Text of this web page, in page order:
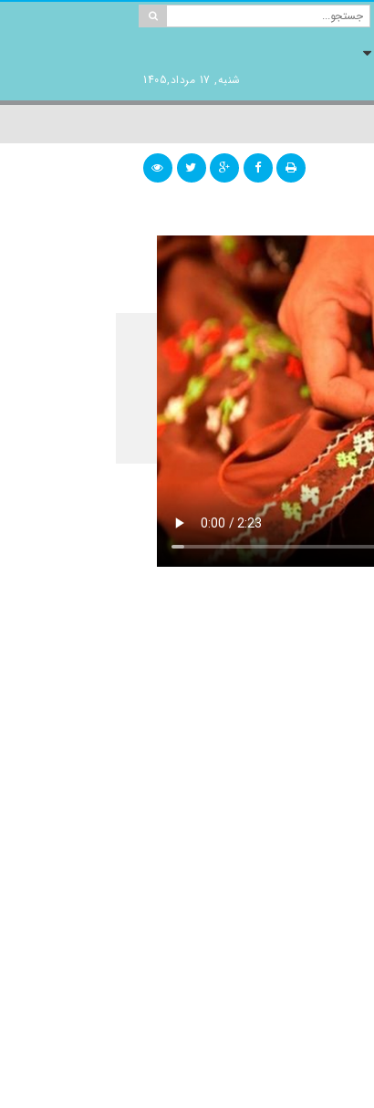
شنبه, 17 مرداد,1405